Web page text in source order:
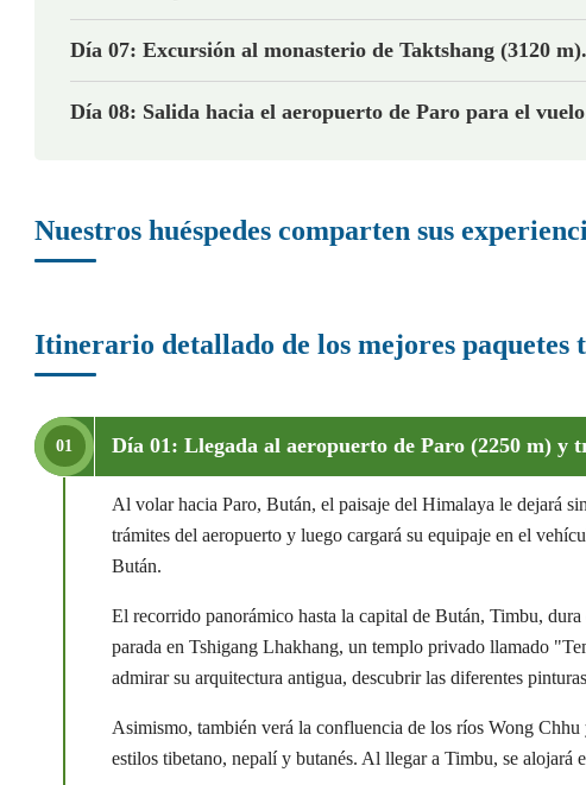
Día 07: Excursión al monasterio de Taktshang (3120 m).
Día 08: Salida hacia el aeropuerto de Paro para el
Nuestros huéspedes comparten sus
Itinerario detallado de los mejores paquetes
01 Día 01: Llegada al aeropuerto de Paro (2250 m) y
Al volar hacia Paro, Bután, el paisaje del Himalaya le dejará
trámites del aeropuerto y luego cargará su equipaje en el
Bután.
El recorrido panorámico hasta la capital de Bután, Timbu,
parada en Tshigang Lhakhang, un templo privado llamado
admirar su arquitectura antigua, descubrir las diferentes
Asimismo, también verá la confluencia de los ríos Wong Chhu
estilos tibetano, nepalí y butanés. Al llegar a Timbu, se alojará